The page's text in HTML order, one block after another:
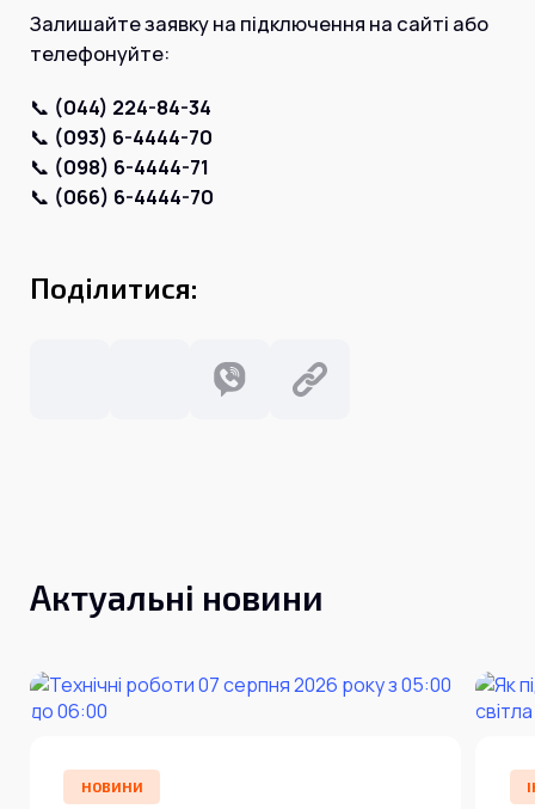
Інше
Для дому
Для бізнесу
Магазин
Загальні запитання:
info@simnet.kiev.ua
support@simnet.kiev.ua
03134, м. Київ, вул. Симиренко, 36,
корпус А, 3 поверх
Залишайте заявку на підключення на сайті або
телефонуйте:
📞 (044) 224-84-34
📞 (093) 6-4444-70
📞 (098) 6-4444-71
📞 (066) 6-4444-70
Поділитися:
Актуальні новини
НОВИНИ